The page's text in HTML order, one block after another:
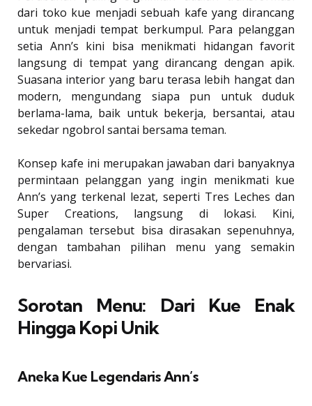
dari toko kue menjadi sebuah kafe yang dirancang
untuk menjadi tempat berkumpul. Para pelanggan
setia Ann’s kini bisa menikmati hidangan favorit
langsung di tempat yang dirancang dengan apik.
Suasana interior yang baru terasa lebih hangat dan
modern, mengundang siapa pun untuk duduk
berlama-lama, baik untuk bekerja, bersantai, atau
sekedar ngobrol santai bersama teman.
Konsep kafe ini merupakan jawaban dari banyaknya
permintaan pelanggan yang ingin menikmati kue
Ann’s yang terkenal lezat, seperti Tres Leches dan
Super Creations, langsung di lokasi. Kini,
pengalaman tersebut bisa dirasakan sepenuhnya,
dengan tambahan pilihan menu yang semakin
bervariasi.
Sorotan Menu: Dari Kue Enak
Hingga Kopi Unik
Aneka Kue Legendaris Ann’s